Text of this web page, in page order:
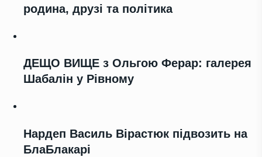
родина, друзі та політика
ДЕЩО ВИЩЕ з Ольгою Ферар: галерея
Шабалін у Рівному
Нардеп Василь Вірастюк підвозить на
БлаБлакарі